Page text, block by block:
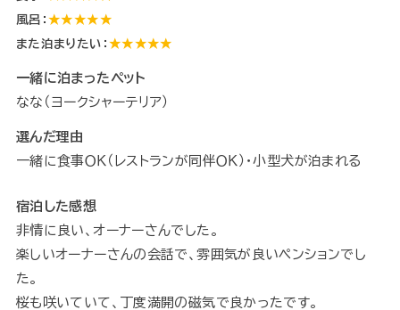
風呂：★★★★★
また泊まりたい： ★★★★★
一緒に泊まったペット
なな（ヨークシャーテリア）
選んだ理由
一緒に食事ＯＫ（レストランが同伴ＯＫ）・小型犬が泊まれる
宿泊した感想
非情に良い、オーナーさんでした。
楽しいオーナーさんの会話で、雰囲気が良いペンションでし
た。
桜も咲いていて、丁度満開の磁気で良かったです。